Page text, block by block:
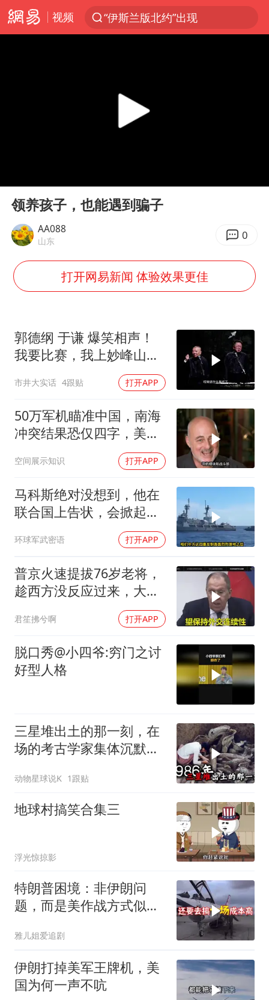
视频
“伊斯兰版北约”出现
浙江省发出今年第2号指挥长令
生产也能“拼单”了
央视新主播李秋莹孙亚鹏亮相
娜扎称眼睛恢复情况不太妙
河南刑案嫌犯被抓 逃窜时伤害多人
经常半夜醒要排查6种疾病
三警齐发！多地10级以上雷暴大风
乐享全民健身 共筑健康中国
Play
领养孩子，也能遇到骗子
AA088
山东 0
打开网易新闻 体验效果更佳
郭德纲 于谦 爆笑相声！
我要比赛，我上妙峰山干
嘛去？你去拜一拜冠军老
祖庙
市井大实话 4跟贴 打开APP
50万军机瞄准中国，南海
冲突结果恐仅四字，美防
空间展示知识 打开APP
马科斯绝对没想到，他在
联合国上告状，会掀起中
环球军武密语 打开APP
普京火速提拔76岁老将，
趁西方没反应过来，大鹅
君笙拂兮啊 打开APP
脱口秀@小四爷:穷门之讨
好型人格
三星堆出土的那一刻，在
场的考古学家集体沉默
动物星球说K 1跟贴
地球村搞笑合集三
浮光惊掠影
特朗普困境：非伊朗问
题，而是美作战方式似苏
雅儿姐爱追剧
伊朗打掉美军王牌机，美
国为何一声不吭